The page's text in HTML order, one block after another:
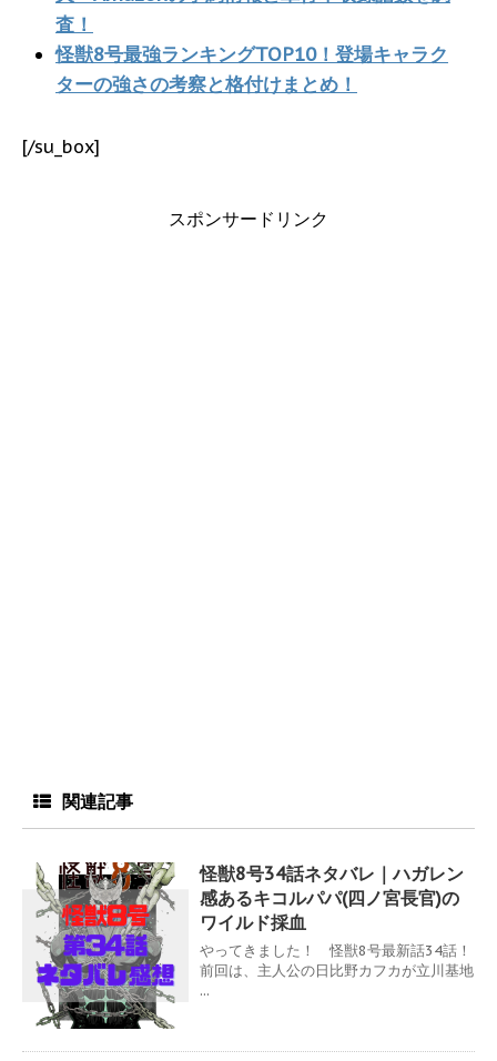
査！
怪獣8号最強ランキングTOP10！登場キャラク
ターの強さの考察と格付けまとめ！
[/su_box]
スポンサードリンク
関連記事
怪獣8号34話ネタバレ｜ハガレン
感あるキコルパパ(四ノ宮長官)の
ワイルド採血
やってきました！ 怪獣8号最新話34話！
前回は、主人公の日比野カフカが立川基地
...